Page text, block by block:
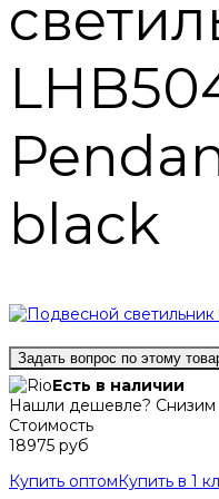
black
Задать вопрос по этому
Есть в наличии
Нашли дешевле? Снизим
Стоимость
18975 руб
Купить оптом Купить в 1